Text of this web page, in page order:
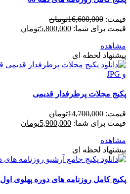
قیمت: 16,600,000تومان
قیمت برای شما: 5,800,000تومان
مشاهده
پیشنهاد لحظه ای
پکیج مجلات پرطرفدار قدیمی
قیمت: 14,700,000تومان
قیمت برای شما: 5,900,000تومان
مشاهده
پیشنهاد لحظه ای
پکیج کامل روزنامه های دوره پهلوی اول